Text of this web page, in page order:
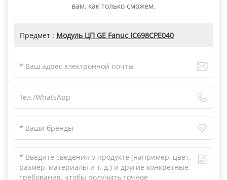
вам, как только сможем.
Предмет : Модуль ЦП GE Fanuc IC698CPE040